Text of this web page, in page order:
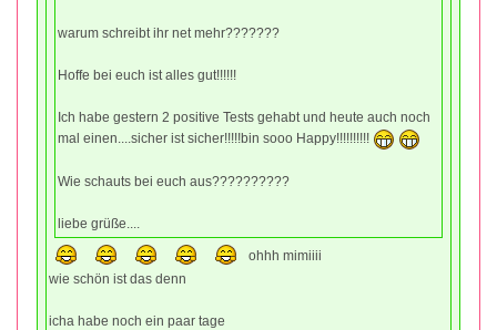
warum schreibt ihr net mehr???????
Hoffe bei euch ist alles gut!!!!!!
Ich habe gestern 2 positive Tests gehabt und heute auch noch
mal einen....sicher ist sicher!!!!!bin sooo Happy!!!!!!!!!!
Wie schauts bei euch aus??????????
liebe grüße....
ohhh mimiiii
wie schön ist das denn
icha habe noch ein paar tage